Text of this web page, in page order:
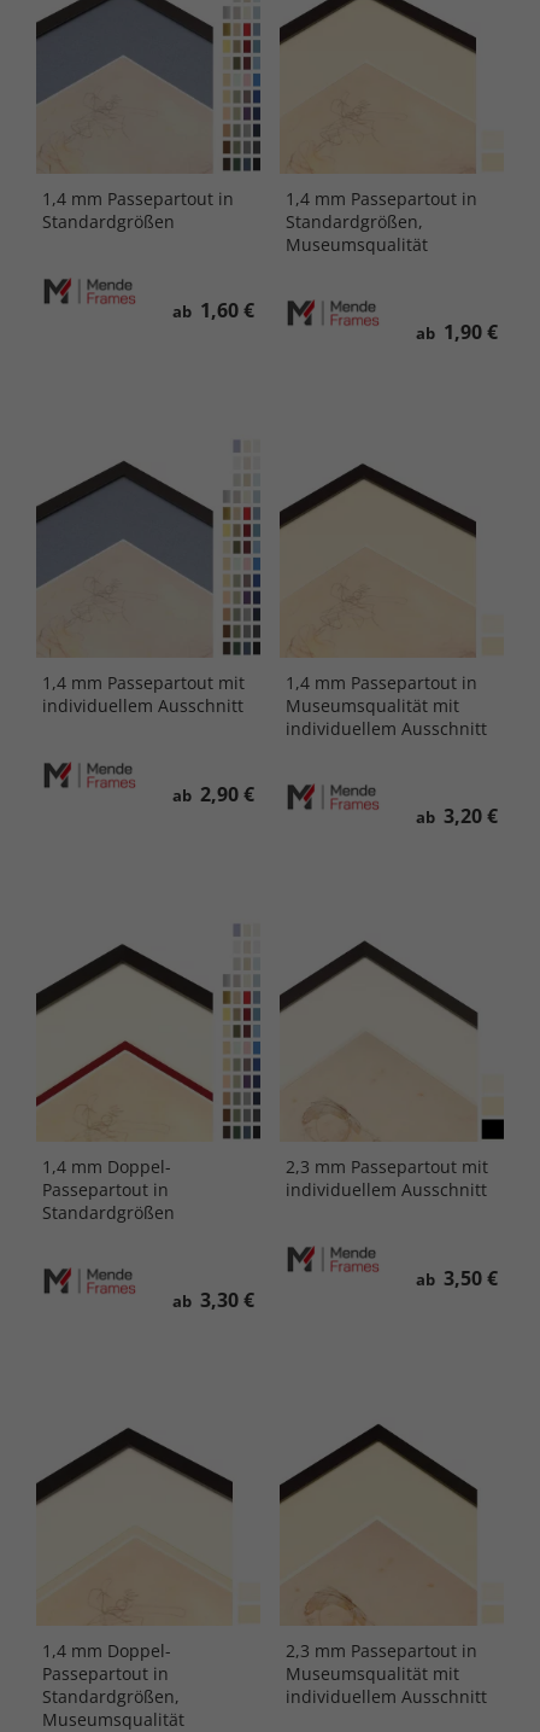
1,4 mm Passepartout in
Standardgrößen
ab 1,60 €
1,4 mm Passepartout in
Standardgrößen,
Museumsqualität
ab 1,90 €
1,4 mm Passepartout mit
individuellem Ausschnitt
ab 2,90 €
1,4 mm Passepartout in
Museumsqualität mit
individuellem Ausschnitt
ab 3,20 €
1,4 mm Doppel-
Passepartout in
Standardgrößen
ab 3,30 €
2,3 mm Passepartout mit
individuellem Ausschnitt
ab 3,50 €
1,4 mm Doppel-
Passepartout in
Standardgrößen,
Museumsqualität
2,3 mm Passepartout in
Museumsqualität mit
individuellem Ausschnitt